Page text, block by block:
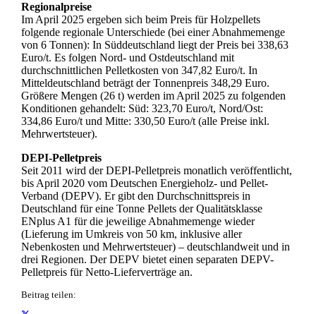
Regionalpreise
Im April 2025 ergeben sich beim Preis für Holzpellets
folgende regionale Unterschiede (bei einer Abnahmemenge
von 6 Tonnen): In Süddeutschland liegt der Preis bei 338,63
Euro/t. Es folgen Nord- und Ostdeutschland mit
durchschnittlichen Pelletkosten von 347,82 Euro/t. In
Mitteldeutschland beträgt der Tonnenpreis 348,29 Euro.
Größere Mengen (26 t) werden im April 2025 zu folgenden
Konditionen gehandelt: Süd: 323,70 Euro/t, Nord/Ost:
334,86 Euro/t und Mitte: 330,50 Euro/t (alle Preise inkl.
Mehrwertsteuer).
DEPI-Pelletpreis
Seit 2011 wird der DEPI-Pelletpreis monatlich veröffentlicht,
bis April 2020 vom Deutschen Energieholz- und Pellet-
Verband (DEPV). Er gibt den Durchschnittspreis in
Deutschland für eine Tonne Pellets der Qualitätsklasse
ENplus A1 für die jeweilige Abnahmemenge wieder
(Lieferung im Umkreis von 50 km, inklusive aller
Nebenkosten und Mehrwertsteuer) – deutschlandweit und in
drei Regionen. Der DEPV bietet einen separaten DEPV-
Pelletpreis für Netto-Lieferverträge an.
Beitrag teilen: